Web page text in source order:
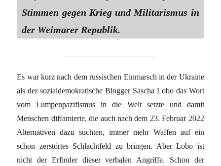
Stimmen gegen Krieg und Militarismus in
der Weimarer Republik.
Es war kurz nach dem russischen Einmarsch in der Ukraine
als der sozialdemokratische Blogger Sascha Lobo das Wort
vom Lumpenpazifismus in die Welt setzte und damit
Menschen diffamierte, die auch nach dem 23. Februar 2022
Alternativen dazu suchten, immer mehr Waffen auf ein
schon zerstörtes Schlachtfeld zu bringen. Aber Lobo ist
nicht der Erfinder dieser verbalen Angriffe. Schon der